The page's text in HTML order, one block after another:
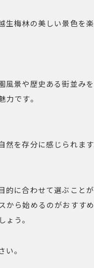
梅林の美しい景色を
風景や歴史ある街並み
です。
然を存分に感じられま
的に合わせて選ぶこと
から始めるのがおすす
う。
。